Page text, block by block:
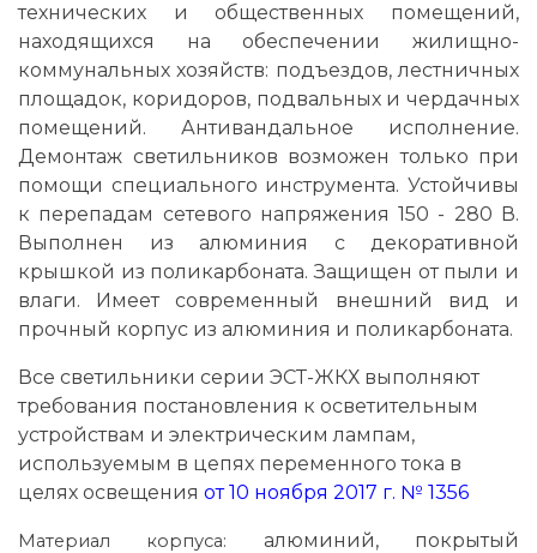
технических и общественных помещений,
находящихся на обеспечении жилищно-
коммунальных хозяйств: подъездов, лестничных
площадок, коридоров, подвальных и чердачных
помещений. Антивандальное исполнение.
Демонтаж светильников возможен только при
помощи специального инструмента. Устойчивы
к перепадам сетевого напряжения 150 - 280 В.
Выполнен из алюминия с декоративной
крышкой из поликарбоната. Защищен от пыли и
влаги. Имеет современный внешний вид и
прочный корпус из алюминия и поликарбоната.
Все светильники серии ЭСТ-ЖКХ выполняют
требования постановления к осветительным
устройствам и электрическим лампам,
используемым в цепях переменного тока в
целях освещения от 10 ноября 2017 г. № 1356
Материал корпуса: алюминий, покрытый